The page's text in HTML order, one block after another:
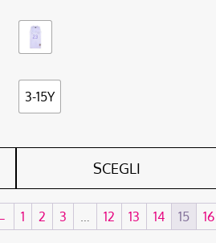
3-15Y
SCEGLI
1 2 3 12 13 14 15 16